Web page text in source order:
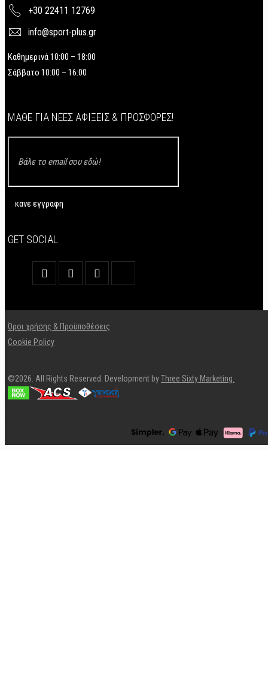
+30 22411 12769
info@sport-plus.gr
Καθημερινά 10:00 – 18:00
Σάββατο 10:00 – 16:00
ΜΆΘΕ ΓΙΑ ΝΈΕΣ ΑΦΊΞΕΙΣ & ΠΡΟΣΦΟΡΈΣ!
GET SOCIAL
Όροι χρήσης & Προϋποθέσεις
Cookie Policy
©2026. All Rights Reserved. Development byThree Sixty Marketing.